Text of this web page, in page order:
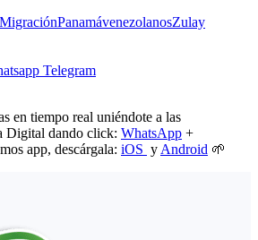
MigraciónPanamávenezolanosZulay
Telegram
en tiempo real uniéndote a las
Digital dando click: WhatsApp +
app, descárgala: iOS y Android 🌱